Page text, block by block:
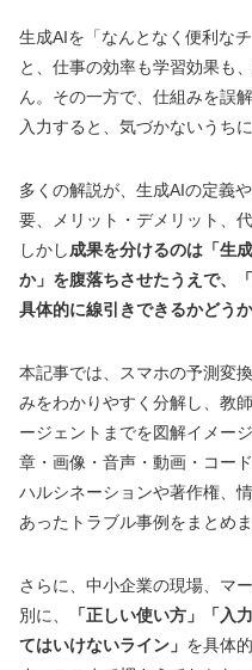
生成AIを「なんとなく便利な
と、仕事の効率も学習効果も
ん。その一方で、仕組みを誤
入力すると、気づかないうち
多くの解説が、生成AIの定義
要、メリット・デメリット、
しかし成果を分けるのは「生
か」を腹落ちさせたうえで、
具体的に線引きできるかどうか
本記事では、スマホの予測変
みをわかりやすく分解し、教
ージェントまでを図解イメー
章・画像・音声・動画・コー
ハルシネーションや著作権、
あったトラブル事例をまとめま
さらに、中小企業の現場、マ
別に、
「正しい使い方」「入
てはいけないライン」 を具体